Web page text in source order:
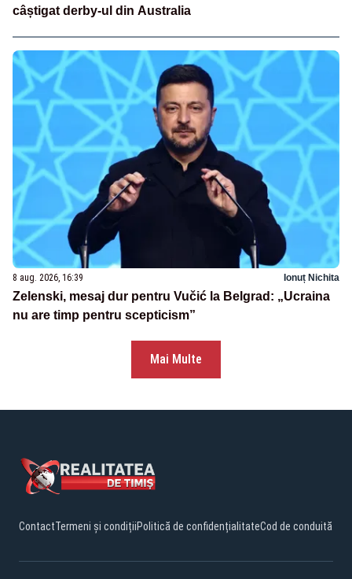
câștigat derby-ul din Australia
8 aug. 2026, 16:39 Ionuț Nichita
Zelenski, mesaj dur pentru Vučić la Belgrad: „Ucraina
nu are timp pentru scepticism”
Mai Multe
ContactTermeni și condițiiPolitică de confidențialitateCod de conduită